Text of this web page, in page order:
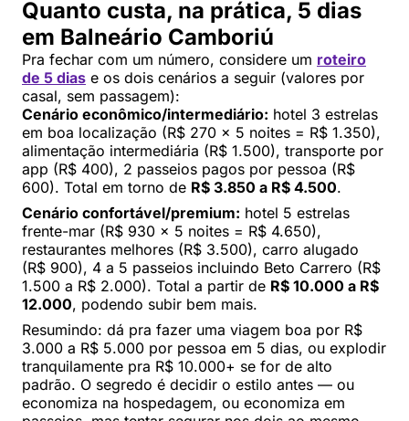
Quanto custa, na prática, 5 dias
em Balneário Camboriú
Pra fechar com um número, considere um roteiro
de 5 dias e os dois cenários a seguir (valores por
casal, sem passagem):
Cenário econômico/intermediário: hotel 3 estrelas
em boa localização (R$ 270 x 5 noites = R$ 1.350),
alimentação intermediária (R$ 1.500), transporte por
app (R$ 400), 2 passeios pagos por pessoa (R$
600). Total em torno de R$ 3.850 a R$ 4.500.
Cenário confortável/premium: hotel 5 estrelas
frente-mar (R$ 930 x 5 noites = R$ 4.650),
restaurantes melhores (R$ 3.500), carro alugado
(R$ 900), 4 a 5 passeios incluindo Beto Carrero (R$
1.500 a R$ 2.000). Total a partir de R$ 10.000 a R$
12.000, podendo subir bem mais.
Resumindo: dá pra fazer uma viagem boa por R$
3.000 a R$ 5.000 por pessoa em 5 dias, ou explodir
tranquilamente pra R$ 10.000+ se for de alto
padrão. O segredo é decidir o estilo antes — ou
economiza na hospedagem, ou economiza em